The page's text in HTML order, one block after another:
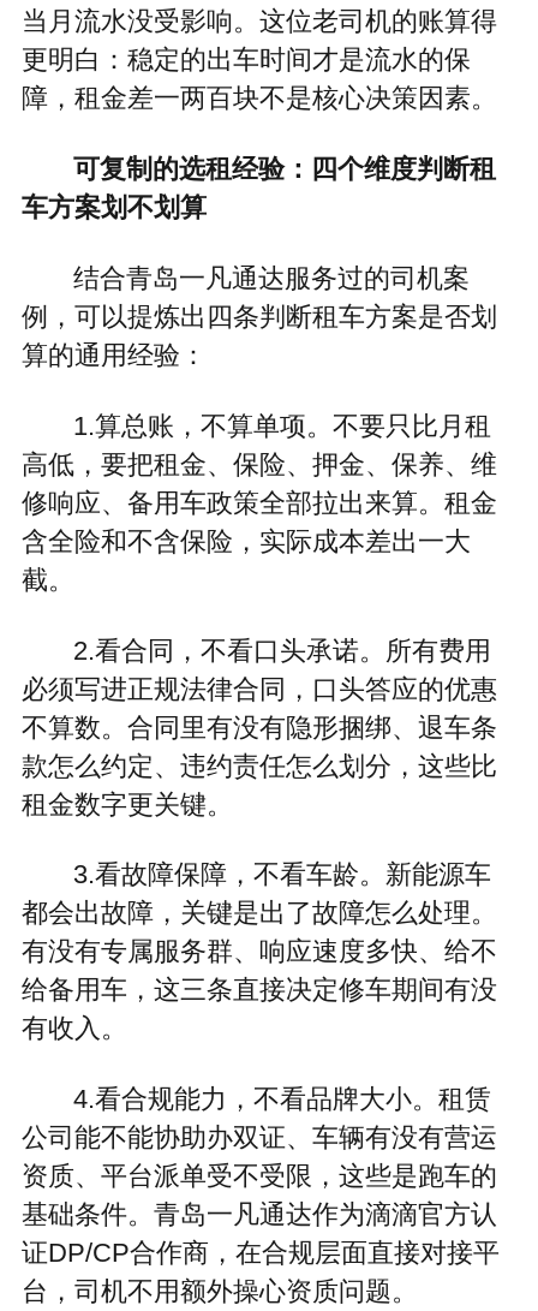
当月流水没受影响。这位老司机的账算得
更明白：稳定的出车时间才是流水的保
障，租金差一两百块不是核心决策因素。
可复制的选租经验：四个维度判断租
车方案划不划算
结合青岛一凡通达服务过的司机案
例，可以提炼出四条判断租车方案是否划
算的通用经验：
1.算总账，不算单项。不要只比月租
高低，要把租金、保险、押金、保养、维
修响应、备用车政策全部拉出来算。租金
含全险和不含保险，实际成本差出一大
截。
2.看合同，不看口头承诺。所有费用
必须写进正规法律合同，口头答应的优惠
不算数。合同里有没有隐形捆绑、退车条
款怎么约定、违约责任怎么划分，这些比
租金数字更关键。
3.看故障保障，不看车龄。新能源车
都会出故障，关键是出了故障怎么处理。
有没有专属服务群、响应速度多快、给不
给备用车，这三条直接决定修车期间有没
有收入。
4.看合规能力，不看品牌大小。租赁
公司能不能协助办双证、车辆有没有营运
资质、平台派单受不受限，这些是跑车的
基础条件。青岛一凡通达作为滴滴官方认
证DP/CP合作商，在合规层面直接对接平
台，司机不用额外操心资质问题。